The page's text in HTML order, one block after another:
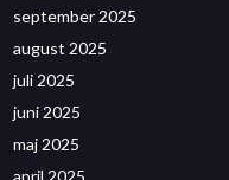
september 2025
august 2025
juli 2025
juni 2025
maj 2025